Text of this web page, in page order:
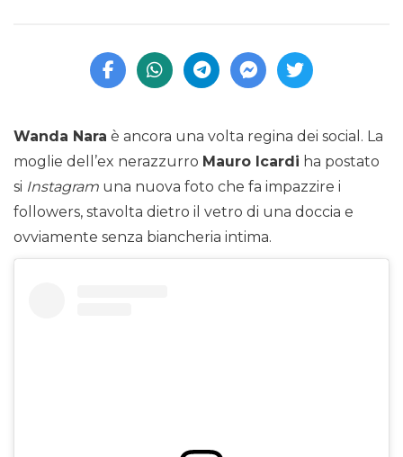
Wanda Nara è ancora una volta regina dei social. La
moglie dell’ex nerazzurro Mauro Icardi ha postato
si Instagram una nuova foto che fa impazzire i
followers, stavolta dietro il vetro di una doccia e
ovviamente senza biancheria intima.